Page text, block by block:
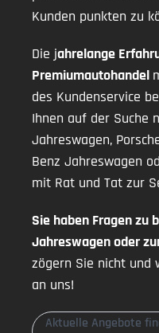
Kunden punkten zu
Die jahrelange
Premiumautohandel
des Kundenservice
Ihnen auf der Suche
Jahreswagen,
Benz Jahreswagen
mit Rat und Tat zur
Sie haben Fragen zu
Jahreswagen oder
zögern Sie nicht und
an uns!
Aktuelle Angebote